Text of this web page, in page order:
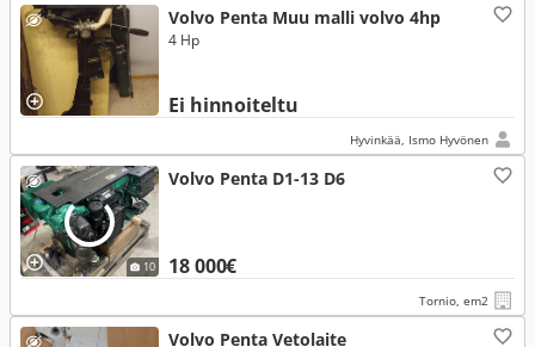
Volvo Penta Muu malli volvo 4hp
Ei hinnoiteltu
4 Hp
Hyvinkää, Ismo Hyvönen
10
Volvo Penta D1-13 D6
18 000€
Tornio, em2
Volvo Penta Vetolaite